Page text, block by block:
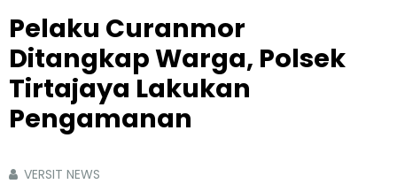
Pelaku Curanmor
Ditangkap Warga, Polsek
Tirtajaya Lakukan
Pengamanan
VERSIT NEWS